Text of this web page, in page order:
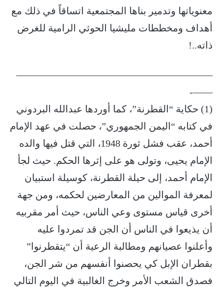
معنوياتها وتدمير بناها المجتمعية اتساقاً في ذلك مع
أهداف ومخططات مليشيا الحوثي الرامية للغرض
ذاته..!
————————————————————
——-
(1) حكاية “القطرنة”، كما أوردها عبدالله البردوني
في كتابه “اليمن الجمهوري”، حصلت في عهد الإمام
أحمد، عقب فشل ثورة 1948، التي قتل فيها والده
الإمام يحيى، وتولى هو على إثرها الحكم. حيث لجأ
الإمام أحمد، إلى حيلة القطرنة، كوسيلة ﺍﺳﺘﺒﻴﺎﻥ
ﻟﻤﻌﺮﻓﺔ ﺍﻟﻤﻮﺍﻟﻴﻦ ﻣﻦ ﺍﻟﻤﻌﺎﺭﺿﻴﻦ ﻟﺤﻜﻤﻪ، ﻭﻣﻦ ﺟﻬﺔ
أﺧﺮﻯ قياس مستوى وعي الناس، حيث أمر مقربيه
ﺃﻥ ﻳﺬﻳﻌﻮﺍ ﻓﻲ ﺍﻟﻨﺎﺱ ﺃﻥ ﺍﻟﺠﻦ ﻗﺪ ﺗﻤﺮﺩﻭﺍ ﻋﻠﻴﻪ
ﻭﺃﻋﻠﻨﻮﺍ ﻋﺼﻴﺎﻧﻬﻢ ﻭﻣﻄﺎﻟﺒﺔ ﺍﻟﺮﻋﻴﺔ ﺃﻥ “ﻳﺘﻘﻄﺮﻧﻮﺍ”
ﺑﻘﻄﺮﺍﻥ ﺍﻹﺑﻞ ﻛﻲ ﻳﺤﺼﻨﻮﺍ ﺃﻧﻔﺴﻬﻢ ﻣﻦ ﺷﺮ ﺍﻟﺠﻦ،
ﻓﺼﺪﻕ ﺍﻟﺸﻌﺐ ﺍﻷﻣﺮ وخرج الغالبية في اليوم التالي